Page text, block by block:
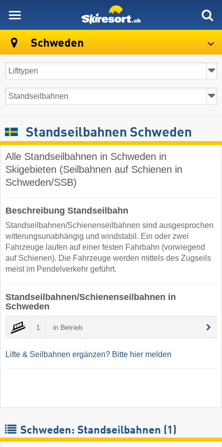
Schweden
Standseilbahnen Schweden
Alle Standseilbahnen in Schweden in
Skigebieten (Seilbahnen auf Schienen in
Schweden/SSB)
Beschreibung Standseilbahn
Standseilbahnen/Schienenseilbahnen sind ausgesprochen
witterungsunabhängig und windstabil. Ein oder zwei
Fahrzeuge laufen auf einer festen Fahrbahn (vorwiegend
auf Schienen). Die Fahrzeuge werden mittels des Zugseils
meist im Pendelverkehr geführt.
Standseilbahnen/Schienenseilbahnen in
Schweden
1 in Betrieb
Lifte & Seilbahnen ergänzen? Bitte hier melden
Schweden: Standseilbahnen (1)